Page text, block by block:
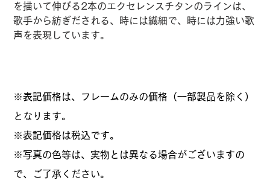
を描いて伸びる2本のエクセレンスチタンのラインは、
歌手から紡ぎだされる、時には繊細で、時には力強い歌
声を表現しています。
※表記価格は、フレームのみの価格（一部製品を除く）
となります。
​※表記価格は税込です。
※写真の色等は、実物とは異なる場合がございますの
で、ご了承ください。